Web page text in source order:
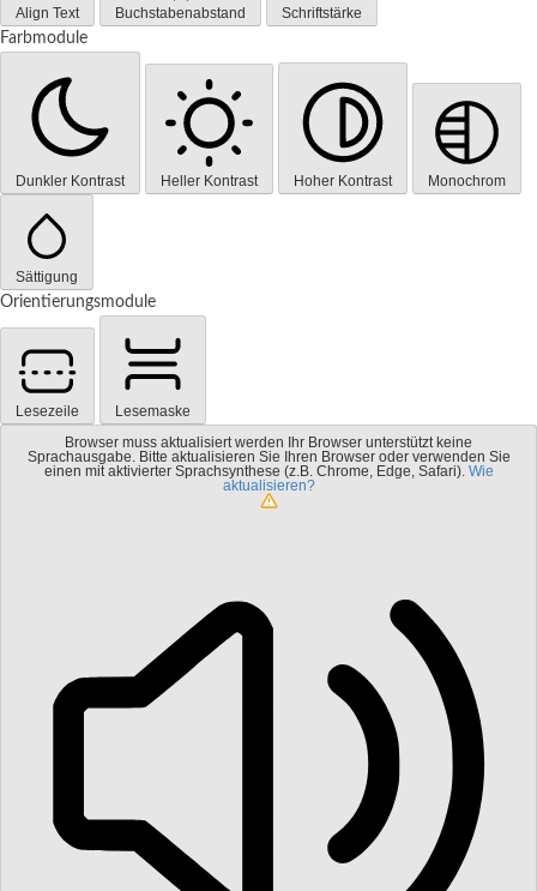
Align Text Buchstabenabstand
Schriftstärke
Farbmodule
Dunkler Kontrast Heller Kontrast Hoher Kontrast Monochrom
Sättigung
Orientierungsmodule
Lesezeile
Lesemaske
Browser muss aktualisiert werden Ihr Browser unterstützt keine
Sprachausgabe. Bitte aktualisieren Sie Ihren Browser oder verwenden Sie
einen mit aktivierter Sprachsynthese (z.B. Chrome, Edge, Safari). Wie
aktualisieren?